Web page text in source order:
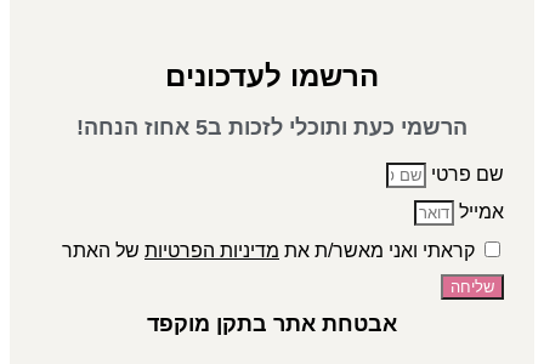
הרשמו לעדכונים
הרשמי כעת ותוכלי לזכות ב5 אחוז הנחה!
שם פרטי
אמייל
קראתי ואני מאשר/ת את מדיניות הפרטיות של האתר
שליחה
אבטחת אתר בתקן מוקפד